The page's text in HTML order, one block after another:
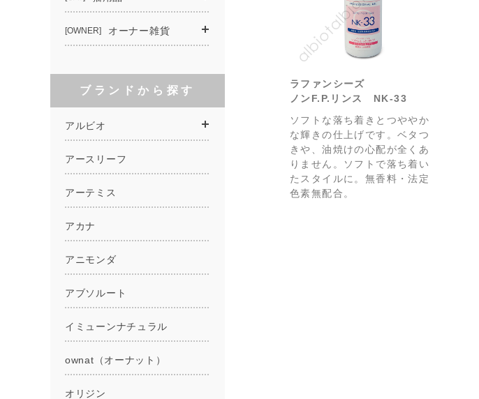
ラファンシーズ
ノンF.P.リンス NK-33
ソフトな落ち着きとつややか
な輝きの仕上げです。ベタつ
きや、油焼けの心配が全くあ
りません。ソフトで落ち着い
たスタイルに。無香料・法定
色素無配合。